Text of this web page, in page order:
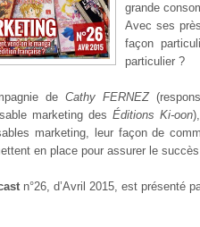
grande
Avec ses
façon
particulier ?
de Cathy FERNEZ
marketing desÉditions Ki-oon
marketing, leur façon de
en place pour assurer le
n°26, d’Avril 2015, est présenté